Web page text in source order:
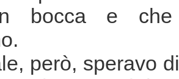
bocca e che
però, speravo